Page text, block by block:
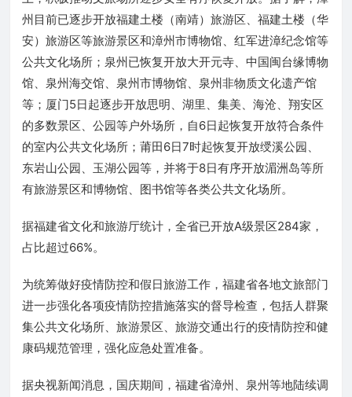
州目前已逐步开放福建土楼（南靖）旅游区、福建土楼（华
安）旅游区等旅游景区和漳州市博物馆、红军进漳纪念馆等
公共文化场所；泉州已恢复开放大开元寺、中国闽台缘博物
馆、泉州海交馆、泉州市博物馆、泉州非物质文化遗产馆
等；厦门5日起逐步开放思明、湖里、集美、海沧、翔安区
的多数景区、公园等户外场所，自6日起恢复开放符合条件
的室内公共文化场所；莆田6日7时起恢复开放绶溪公园、
东岩山公园、玉湖公园等，并将于8日有序开放湄洲岛等所
有旅游景区和博物馆、图书馆等各类公共文化场所。
据福建省文化和旅游厅统计，全省已开放A级景区284家，
占比超过66%。
为统筹做好疫情防控和假日旅游工作，福建省各地文旅部门
进一步强化各项疫情防控措施落实的督导检查，包括人群聚
集公共文化场所、旅游景区、旅游交通出行的疫情防控和健
康码规范管理，强化应急处置准备。
据央视新闻消息，国庆期间，福建省漳州、泉州等地陆续调